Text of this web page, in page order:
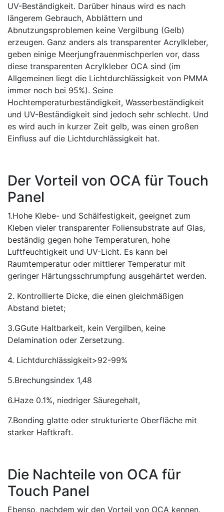
UV-Beständigkeit. Darüber hinaus wird es nach
längerem Gebrauch, Abblättern und
Abnutzungsproblemen keine Vergilbung (Gelb)
erzeugen. Ganz anders als transparenter Acrylkleber,
geben einige Meerjungfrauenmischperlen vor, dass
diese transparenten Acrylkleber OCA sind (im
Allgemeinen liegt die Lichtdurchlässigkeit von PMMA
immer noch bei 95%). Seine
Hochtemperaturbeständigkeit, Wasserbeständigkeit
und UV-Beständigkeit sind jedoch sehr schlecht. Und
es wird auch in kurzer Zeit gelb, was einen großen
Einfluss auf die Lichtdurchlässigkeit hat.
Der Vorteil von OCA für Touch
Panel
1.Hohe Klebe- und Schälfestigkeit, geeignet zum
Kleben vieler transparenter Foliensubstrate auf Glas,
beständig gegen hohe Temperaturen, hohe
Luftfeuchtigkeit und UV-Licht. Es kann bei
Raumtemperatur oder mittlerer Temperatur mit
geringer Härtungsschrumpfung ausgehärtet werden.
2. Kontrollierte Dicke, die einen gleichmäßigen
Abstand bietet;
3.GGute Haltbarkeit, kein Vergilben, keine
Delamination oder Zersetzung.
4. Lichtdurchlässigkeit>92-99%
5.Brechungsindex 1,48
6.Haze 0.1%, niedriger Säuregehalt,
7.Bonding glatte oder strukturierte Oberfläche mit
starker Haftkraft.
Die Nachteile von OCA für
Touch Panel
Ebenso, nachdem wir den Vorteil von OCA kennen.